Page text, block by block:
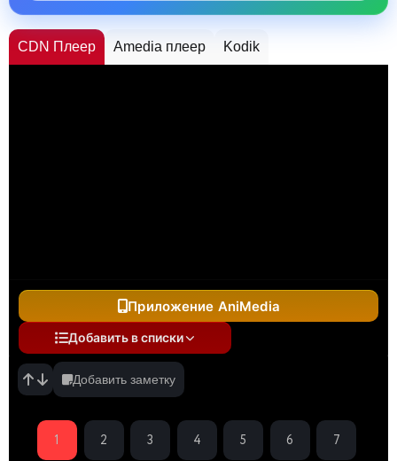
CDN Плеер Amedia плеер Kodik
Приложение AniMedia
Добавить в списки
Добавить заметку
1 2 3 4 5 6 7